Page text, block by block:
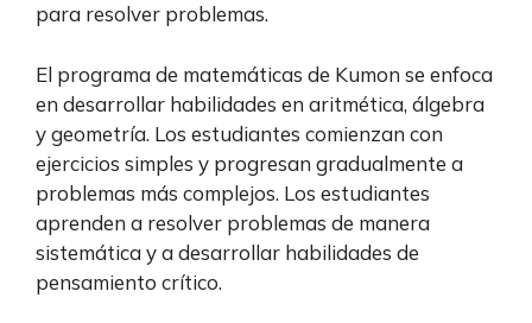
para resolver problemas.
El programa de matemáticas de Kumon se enfoca
en desarrollar habilidades en aritmética, álgebra
y geometría. Los estudiantes comienzan con
ejercicios simples y progresan gradualmente a
problemas más complejos. Los estudiantes
aprenden a resolver problemas de manera
sistemática y a desarrollar habilidades de
pensamiento crítico.